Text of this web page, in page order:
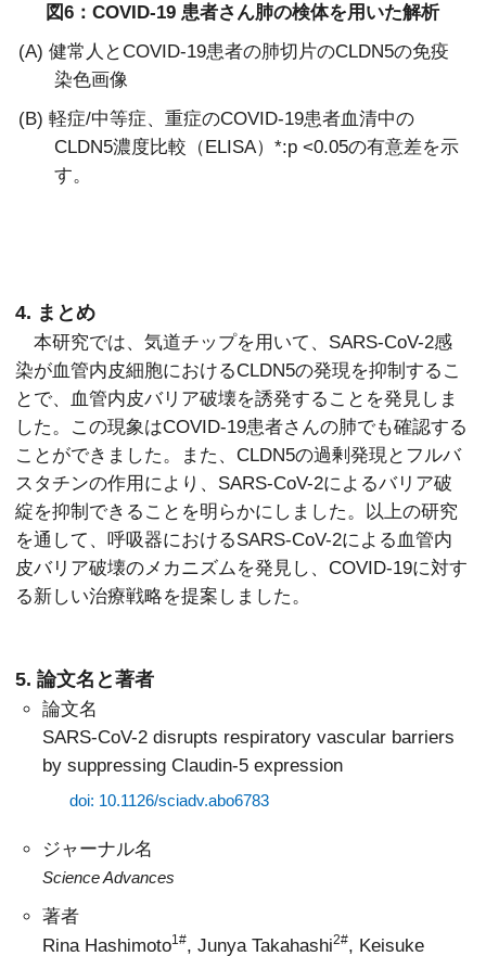
図6：COVID-19 患者さん肺の検体を用いた解析
(A) 健常人とCOVID-19患者の肺切片のCLDN5の免疫
染色画像
(B) 軽症/中等症、重症のCOVID-19患者血清中の
CLDN5濃度比較（ELISA） *:p <0.05の有意差を示
す。
4. まとめ
本研究では、気道チップを用いて、SARS-CoV-2感
染が血管内皮細胞におけるCLDN5の発現を抑制するこ
とで、血管内皮バリア破壊を誘発することを発見しま
した。この現象はCOVID-19患者さんの肺でも確認する
ことができました。また、CLDN5の過剰発現とフルバ
スタチンの作用により、SARS-CoV-2によるバリア破
綻を抑制できることを明らかにしました。以上の研究
を通して、呼吸器におけるSARS-CoV-2による血管内
皮バリア破壊のメカニズムを発見し、COVID-19に対す
る新しい治療戦略を提案しました。
5. 論文名と著者
論文名
SARS-CoV-2 disrupts respiratory vascular barriers
by suppressing Claudin-5 expression
doi: 10.1126/sciadv.abo6783
ジャーナル名
Science Advances
著者
Rina Hashimoto1#, Junya Takahashi2#, Keisuke